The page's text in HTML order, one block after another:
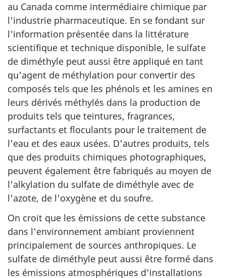
au Canada comme intermédiaire chimique par
l'industrie pharmaceutique. En se fondant sur
l'information présentée dans la littérature
scientifique et technique disponible, le sulfate
de diméthyle peut aussi être appliqué en tant
qu'agent de méthylation pour convertir des
composés tels que les phénols et les amines en
leurs dérivés méthylés dans la production de
produits tels que teintures, fragrances,
surfactants et floculants pour le traitement de
l'eau et des eaux usées. D'autres produits, tels
que des produits chimiques photographiques,
peuvent également être fabriqués au moyen de
l'alkylation du sulfate de diméthyle avec de
l'azote, de l'oxygène et du soufre.
On croit que les émissions de cette substance
dans l'environnement ambiant proviennent
principalement de sources anthropiques. Le
sulfate de diméthyle peut aussi être formé dans
les émissions atmosphériques d'installations